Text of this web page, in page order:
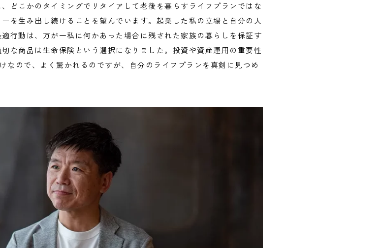
どこかのタイミングでリタイアして老後を暮らすライフプランではな
を生み出し続けることを望んでいます。起業した私の立場と自分の人
行動は、万が一私に何かあった場合に残された家族の暮らしを保証す
な商品は生命保険という選択になりました。投資や資産運用の重要性
なので、よく驚かれるのですが、自分のライフプランを真剣に見つめ